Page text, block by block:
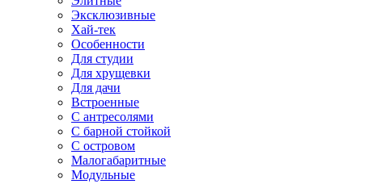
Эксклюзивные
Хай-тек
Особенности
Для студии
Для хрущевки
Для дачи
Встроенные
С антресолями
С барной стойкой
С островом
Малогабаритные
Модульные